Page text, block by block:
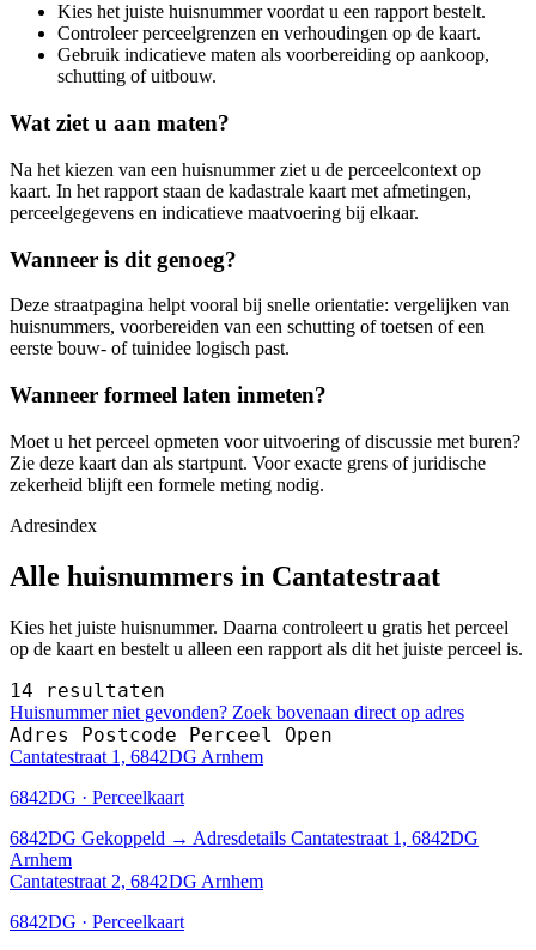
Kies het juiste huisnummer voordat u een rapport bestelt.
Controleer perceelgrenzen en verhoudingen op de kaart.
Gebruik indicatieve maten als voorbereiding op aankoop,
schutting of uitbouw.
Wat ziet u aan maten?
Na het kiezen van een huisnummer ziet u de perceelcontext op
kaart. In het rapport staan de kadastrale kaart met afmetingen,
perceelgegevens en indicatieve maatvoering bij elkaar.
Wanneer is dit genoeg?
Deze straatpagina helpt vooral bij snelle orientatie: vergelijken van
huisnummers, voorbereiden van een schutting of toetsen of een
eerste bouw- of tuinidee logisch past.
Wanneer formeel laten inmeten?
Moet u het perceel opmeten voor uitvoering of discussie met buren?
Zie deze kaart dan als startpunt. Voor exacte grens of juridische
zekerheid blijft een formele meting nodig.
Adresindex
Alle huisnummers in Cantatestraat
Kies het juiste huisnummer. Daarna controleert u gratis het perceel
op de kaart en bestelt u alleen een rapport als dit het juiste perceel is.
14 resultaten
Huisnummer niet gevonden? Zoek bovenaan direct op adres
Adres Postcode Perceel Open
Cantatestraat 1, 6842DG Arnhem
6842DG · Perceelkaart
6842DG Gekoppeld → Adresdetails Cantatestraat 1, 6842DG
Arnhem
Cantatestraat 2, 6842DG Arnhem
6842DG · Perceelkaart